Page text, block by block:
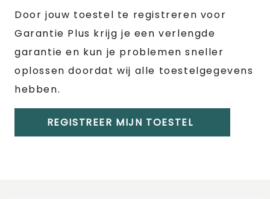
Door jouw toestel te registreren voor
Garantie Plus krijg je een verlengde
garantie en kun je problemen sneller
oplossen doordat wij alle toestelgegevens
hebben.
REGISTREER MIJN TOESTEL